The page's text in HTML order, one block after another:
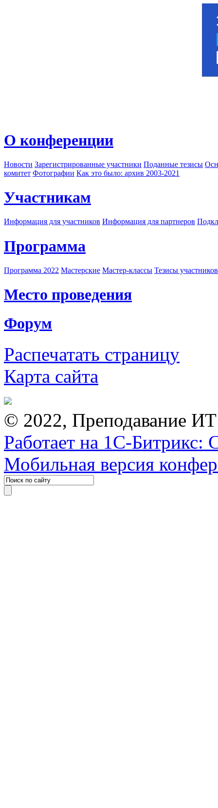
О конференции
Новости Зарегистрированные участники Поданные тезисы
комитет Фотографии Как это было: архив 2003-2021
Участникам
Информация для участников Информация для партнеров
Программа
Программа 2022 Мастерские Мастер-классы Тезисы
Место проведения
Форум
Распечатать страницу
Карта сайта
© 2022, Преподавание
Работает на 1С-Битрикс:
Мобильная версия